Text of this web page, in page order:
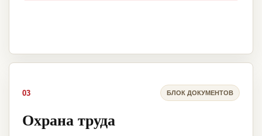
03 БЛОК ДОКУМЕНТОВ
Охрана труда